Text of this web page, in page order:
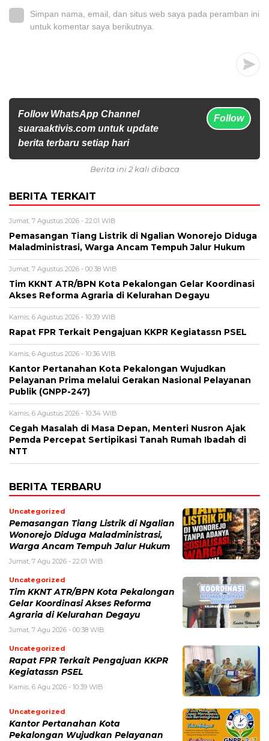
Simpan nama, email, dan situs web saya pada peramban ini
untuk komentar saya berikutnya.
Follow WhatsApp Channel
suaraaktivis.com untuk update
berita terbaru setiap hari
Follow
Berita ini 2 kali dibaca
BERITA TERKAIT
Jumat, 7 Agustus 2026 - 22:01 WIB
Pemasangan Tiang Listrik di Ngalian Wonorejo Diduga
Maladministrasi, Warga Ancam Tempuh Jalur Hukum
Jumat, 7 Agustus 2026 - 00:38 WIB
Tim KKNT ATR/BPN Kota Pekalongan Gelar Koordinasi
Akses Reforma Agraria di Kelurahan Degayu
Kamis, 6 Agustus 2026 - 10:39 WIB
Rapat FPR Terkait Pengajuan KKPR Kegiatassn PSEL
Kamis, 6 Agustus 2026 - 10:36 WIB
Kantor Pertanahan Kota Pekalongan Wujudkan
Pelayanan Prima melalui Gerakan Nasional Pelayanan
Publik (GNPP-247)
Kamis, 6 Agustus 2026 - 10:34 WIB
Cegah Masalah di Masa Depan, Menteri Nusron Ajak
Pemda Percepat Sertipikasi Tanah Rumah Ibadah di
NTT
BERITA TERBARU
Uncategorized
Pemasangan Tiang Listrik di Ngalian
Wonorejo Diduga Maladministrasi,
Warga Ancam Tempuh Jalur Hukum
Jumat, 7 Agu 2026 - 22:01 WIB
Uncategorized
Tim KKNT ATR/BPN Kota Pekalongan
Gelar Koordinasi Akses Reforma
Agraria di Kelurahan Degayu
Jumat, 7 Agu 2026 - 00:38 WIB
Uncategorized
Rapat FPR Terkait Pengajuan KKPR
Kegiatassn PSEL
Kamis, 6 Agu 2026 - 10:39 WIB
Uncategorized
Kantor Pertanahan Kota
Pekalongan Wujudkan Pelayanan